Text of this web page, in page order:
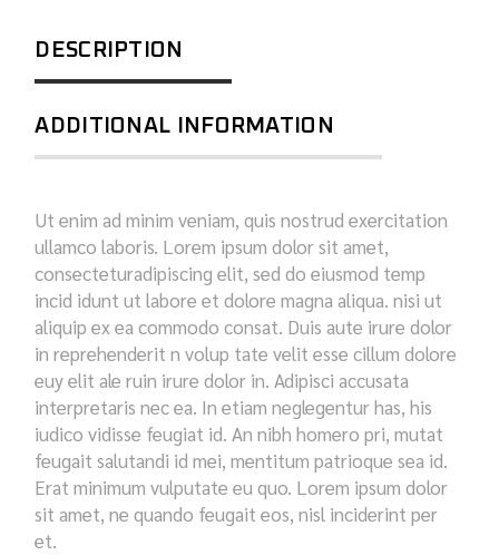
DESCRIPTION
ADDITIONAL INFORMATION
Ut enim ad minim veniam, quis nostrud exercitation
ullamco laboris. Lorem ipsum dolor sit amet,
consecteturadipiscing elit, sed do eiusmod temp
incid idunt ut labore et dolore magna aliqua. nisi ut
aliquip ex ea commodo consat. Duis aute irure dolor
in reprehenderit n volup tate velit esse cillum dolore
euy elit ale ruin irure dolor in. Adipisci accusata
interpretaris nec ea. In etiam neglegentur has, his
iudico vidisse feugiat id. An nibh homero pri, mutat
feugait salutandi id mei, mentitum patrioque sea id.
Erat minimum vulputate eu quo. Lorem ipsum dolor
sit amet, ne quando feugait eos, nisl inciderint per
et.